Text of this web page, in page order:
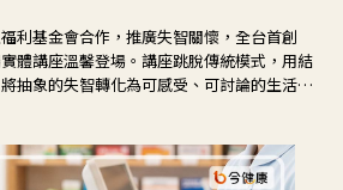
利基金會合作，推廣失智關懷，全台首創
體講座溫馨登場。講座跳脫傳統模式，用結
抽象的失智轉化為可感受、可討論的生活情